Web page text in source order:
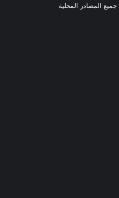
المصادر المحلية